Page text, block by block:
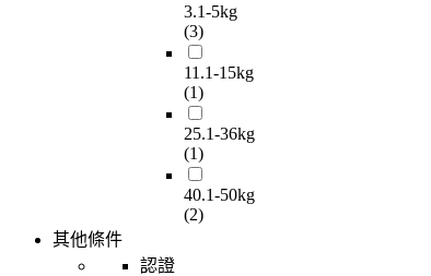
3.1-5kg
(3)
11.1-15kg
(1)
25.1-36kg
(1)
40.1-50kg
(2)
其他條件
認證